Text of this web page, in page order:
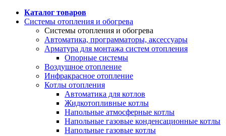
Каталог товаров
Системы отопления и обогрева
Системы отопления и обогрева
Автоматика, программаторы, аксессуары
Арматура для монтажа систем отопления
Опорные системы
Воздушное отопление
Инфракрасное отопление
Котлы отопления
Автоматика для котлов
Жидкотопливные котлы
Напольные атмосферные котлы
Напольные газовые конденсационные котлы
Напольные газовые котлы